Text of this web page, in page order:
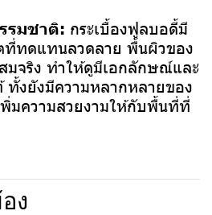
รมชาติ: กระเบื้องฟูลบอดี้มี
ที่ทดแทนลวดลาย พื้นผิวของ
มจริง ทำให้ดูมีเอกลักษณ์และ
ทั้งยังมีความหลากหลายของ
มความสวยงามให้กับพื้นที่ที่
ง